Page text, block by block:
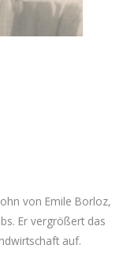
von Emile Borloz,
Er vergrößert das
auf.